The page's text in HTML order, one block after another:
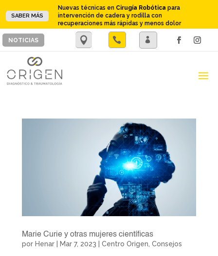
SABER MÁS
Nuevas técnicas en Cirugía Robótica para
intervención de cadera y rodilla con
recuperaciones más rápidas y menos dolor
NOTICIAS 
Marie Curie y otras mujeres científicas
por Henar| Mar 7, 2023 Centro Origen Consejos